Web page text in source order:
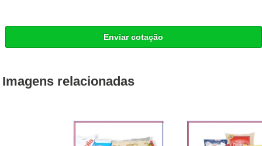
Enviar cotação
Imagens relacionadas